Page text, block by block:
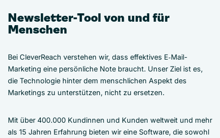
Newsletter-Tool von und für
Menschen
Bei CleverReach verstehen wir, dass effektives E‑Mail-
Marketing eine persönliche Note braucht. Unser Ziel ist es,
die Technologie hinter dem menschlichen Aspekt des
Marketings zu unterstützen, nicht zu ersetzen.
Mit über 400.000 Kundinnen und Kunden weltweit und mehr
als 15 Jahren Erfahrung bieten wir eine Software, die sowohl